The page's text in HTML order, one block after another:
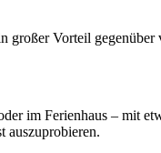
großer Vorteil gegenüber
im Ferienhaus – mit
auszuprobieren.